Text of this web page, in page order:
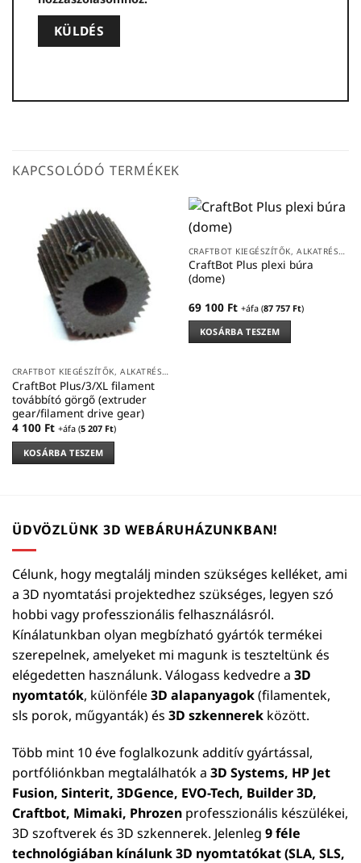
KAPCSOLÓDÓ TERMÉKEK
CRAFTBOT KIEGÉSZÍTŐK, ALKATRÉSZEK
CraftBot Plus/3/XL filament
továbbító görgő (extruder
gear/filament drive gear)
4 100 Ft +áfa (5 207 Ft)
KOSÁRBA TESZEM
CraftBot Plus plexi búra
(dome)
69 100 Ft +áfa (87 757 Ft)
KOSÁRBA TESZEM
ÜDVÖZLÜNK 3D WEBÁRUHÁZUNKBAN!
Célunk, hogy megtalálj minden szükséges kelléket, ami
a 3D nyomtatási projektedhez szükséges, legyen szó
hobbi vagy professzionális felhasználásról.
Kínálatunkban olyan megbízható gyártók termékei
szerepelnek, amelyeket mi magunk is teszteltünk és
elégedetten használunk. Válogass kedvedre a 3D
nyomtatók, különféle3D alapanyagok(filamentek,
sls porok, műgyanták) és 3D szkennerek között.
Több mint 10 éve foglalkozunk additív gyártással,
portfóliónkban megtalálhatók a 3D Systems, HP Jet
Fusion, Sinterit, 3DGence, EVO-Tech, Builder 3D,
Craftbot, Mimaki, Phrozen professzionális készülékei,
3D szoftverek és 3D szkennerek. Jelenleg 9 féle
technológiában kínálunk 3D nyomtatókat (SLA, SLS,